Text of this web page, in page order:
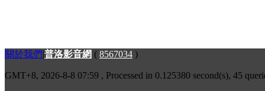
關於我們|普洛影音網 ( 8567034 )
GMT+8, 2026-8-8 07:59 , Processed in 0.125380 second(s), 45